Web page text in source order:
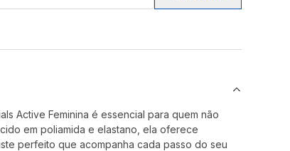
Active Feminina é essencial para quem não
em poliamida e elastano, ela oferece
perfeito que acompanha cada passo do seu